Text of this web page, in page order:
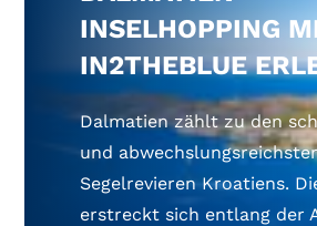
INSELHOPPING
IN2THEBLUE
Dalmatien zählt zu den
und
Segelrevieren Kroatiens.
erstreckt sich entlang der